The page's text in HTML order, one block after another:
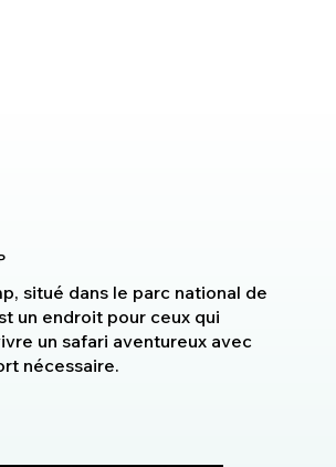
situé dans le parc national de
un endroit pour ceux qui
un safari aventureux avec
nécessaire.